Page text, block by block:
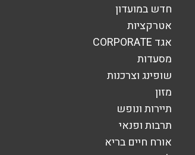
חדש במועדון
אטרקציות
אגד CORPORATE
מסעדות
שופינג וצרכנות
מזון
תיירות ונופש
תרבות ופנאי
אורח חיים בריא